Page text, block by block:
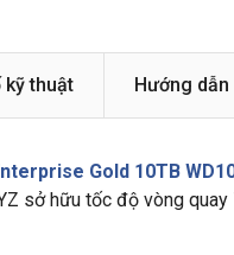
kỹ thuật Hướng dẫn
Gold 10TB
sở hữu tốc độ vòng